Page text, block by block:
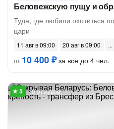
Беловежскую пущу и
Туда, где любили охотиться
цари
11 авг в 09:00
20 авг в 09:00
от 10 400 ₽за всё до 4 чел.
10 отзывов